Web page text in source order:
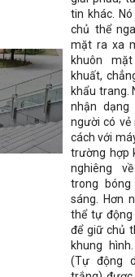
tin khác.
chủ thể
mặt ra xa
khuôn
khuất,
khẩu trang.
nhận dạng
người có vẻ
cách với
trường hợp
nghiêng
trong
sáng. Hơn
thể tự động
để giữ chủ
khung
(Tự động